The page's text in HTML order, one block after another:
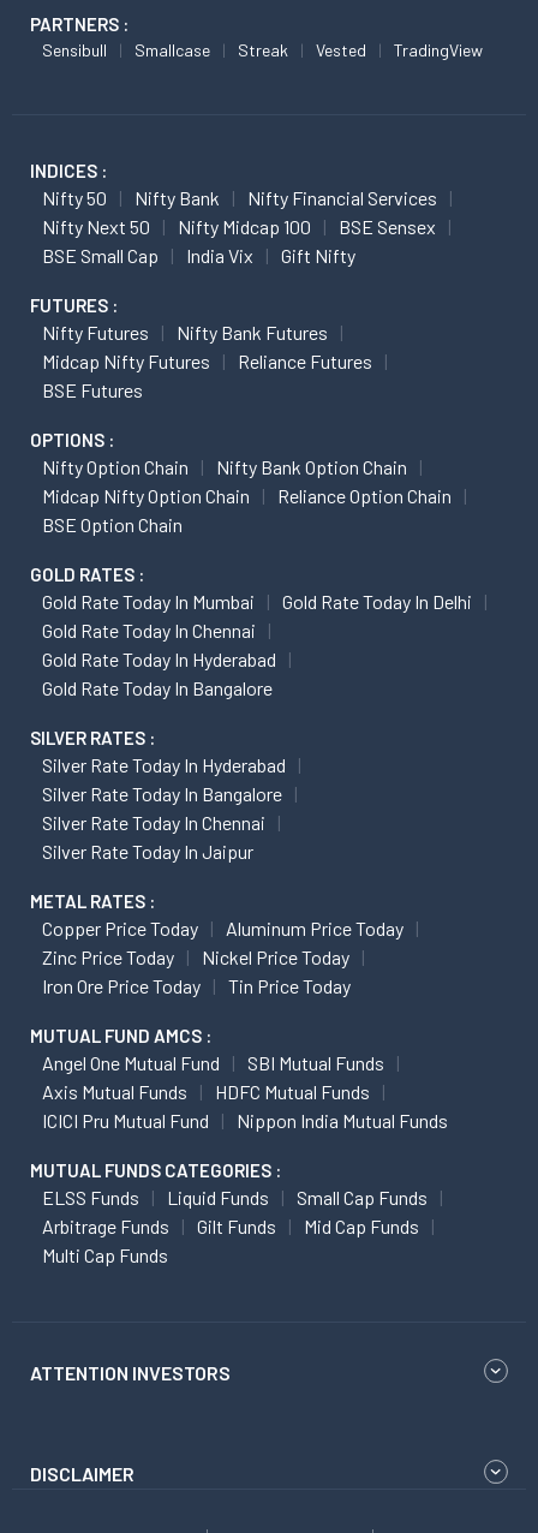
PARTNERS :
Sensibull Smallcase Streak Vested TradingView
INDICES :
Nifty 50 Nifty Bank
Nifty Financial Services
Nifty Next 50
Nifty Midcap 100
BSE Sensex
BSE Small Cap
India Vix Gift Nifty
FUTURES :
Nifty Futures
Nifty Bank Futures
Midcap Nifty Futures
Reliance Futures
BSE Futures
OPTIONS :
Nifty Option Chain
Nifty Bank Option Chain
Midcap Nifty Option Chain
Reliance Option Chain
BSE Option Chain
GOLD RATES :
Gold Rate Today In Mumbai
Gold Rate Today In Delhi
Gold Rate Today In Chennai
Gold Rate Today In Hyderabad
Gold Rate Today In Bangalore
SILVER RATES :
Silver Rate Today In Hyderabad
Silver Rate Today In Bangalore
Silver Rate Today In Chennai
Silver Rate Today In Jaipur
METAL RATES :
Copper Price Today
Aluminum Price Today
Zinc Price Today
Nickel Price Today
Iron Ore Price Today
Tin Price Today
MUTUAL FUND AMCS :
Angel One Mutual Fund
SBI Mutual Funds
Axis Mutual Funds
HDFC Mutual Funds
ICICI Pru Mutual Fund
Nippon India Mutual Funds
MUTUAL FUNDS CATEGORIES :
ELSS Funds Liquid Funds
Small Cap Funds
Arbitrage Funds
Gilt Funds
Mid Cap Funds
Multi Cap Funds
ATTENTION INVESTORS
DISCLAIMER